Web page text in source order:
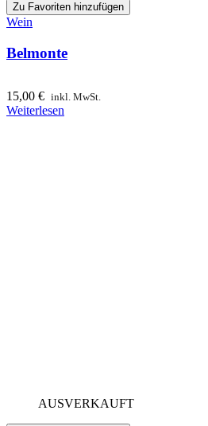
Zu Favoriten hinzufügen
Wein
Belmonte
15,00 € inkl. MwSt.
Weiterlesen
AUSVERKAUFT